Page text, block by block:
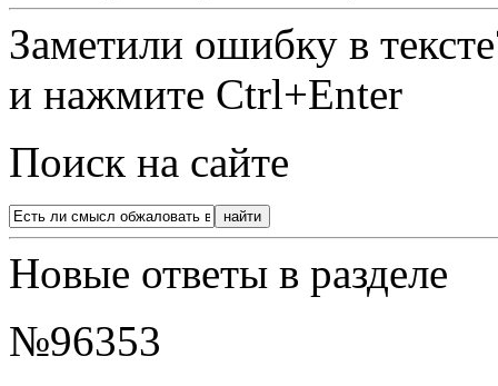
Заметили ошибку в
и нажмите Ctrl+Enter
Поиск на сайте
Новые ответы в разделе
№96353